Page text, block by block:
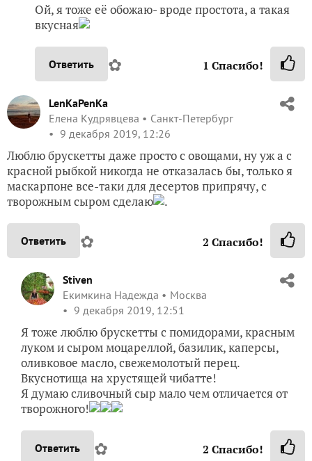
Ой, я тоже её обожаю- вроде простота, а такая
вкусная
Ответить ✿ 1 Спасибо!
LenKaPenKa
Елена Кудрявцева
Санкт-Петербург
9 декабря 2019, 12:26
Люблю брускетты даже просто с овощами, ну уж а с
красной рыбкой никогда не отказалась бы, только я
маскарпоне все-таки для десертов припрячу, с
творожным сыром сделаю
.
Ответить ✿ 2 Спасибо!
Stiven
Екимкина Надежда
Москва
9 декабря 2019, 12:51
Я тоже люблю брускетты с помидорами, красным
луком и сыром моцареллой, базилик, каперсы,
оливковое масло, свежемолотый перец.
Вкуснотища на хрустящей чибатте!
Я думаю сливочный сыр мало чем отличается от
творожного!
Ответить ✿ 2 Спасибо!